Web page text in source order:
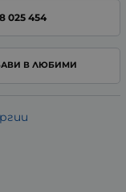
025 454
В ЛЮБИМИ